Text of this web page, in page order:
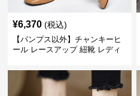
¥6,370 (税込)
【パンプス以外】チャンキーヒ
ール レースアップ 紐靴 レディ
ーツ スクエアトゥ 歩きやすい